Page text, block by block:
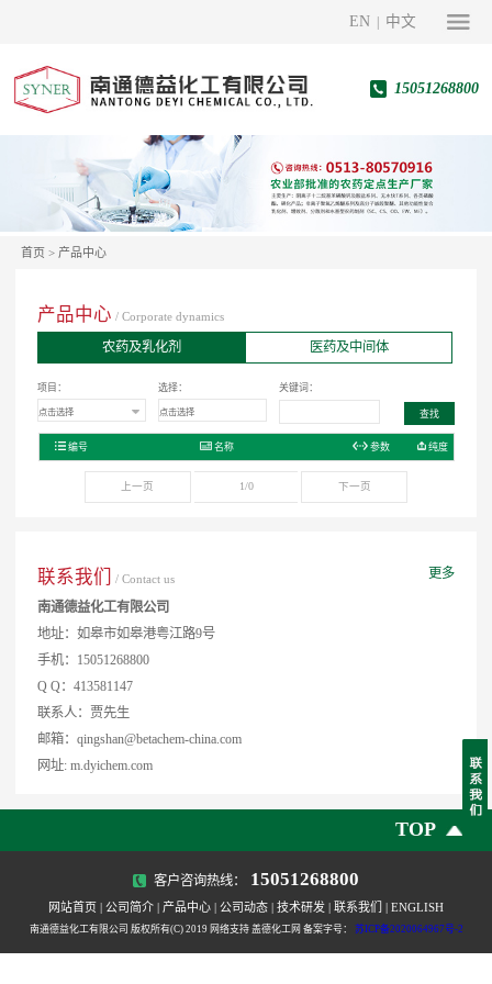
EN 中文
15051268800
首页 > 产品中心
产品中心 / Corporate dynamics
农药及乳化剂 医药及中间体
项目： 选择： 关键词：
编号 名称 参数 纯度
上一页 1/0 下一页
联系我们 / Contact us 更多
南通德益化工有限公司
地址：如皋市如皋港粤江路9号
手机：15051268800
Q Q：413581147
联系人：贾先生
邮箱：qingshan@betachem-china.com
网址: m.dyichem.com
TOP
客户咨询热线： 15051268800
网站首页 | 公司简介 | 产品中心 | 公司动态 | 技术研发 | 联系我们 | ENGLISH
南通德益化工有限公司 版权所有(C) 2019 网络支持 盖德化工网 备案字号： 苏ICP备2020064967号-2